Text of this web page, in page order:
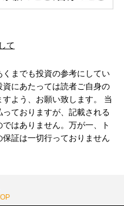
て
までも投資の参考にしてい
にあたっては読者ご自身の
よう、お願い致します。 当
ておりますが、記載される
はありません。万が一、ト
証は一切行っておりません